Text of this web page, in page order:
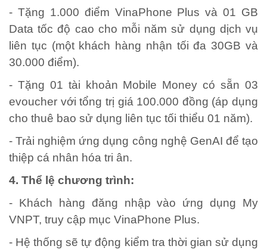
- Tặng 1.000 điểm VinaPhone Plus và 01 GB
Data tốc độ cao cho mỗi năm sử dụng dịch vụ
liên tục (một khách hàng nhận tối đa 30GB và
30.000 điểm).
- Tặng 01 tài khoản Mobile Money có sẵn 03
evoucher với tổng trị giá 100.000 đồng (áp dụng
cho thuê bao sử dụng liên tục tối thiểu 01 năm).
- Trải nghiệm ứng dụng công nghệ GenAI để tạo
thiệp cá nhân hóa tri ân.
4. Thể lệ chương trình:
- Khách hàng đăng nhập vào ứng dụng My
VNPT, truy cập mục VinaPhone Plus.
- Hệ thống sẽ tự động kiểm tra thời gian sử dụng